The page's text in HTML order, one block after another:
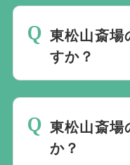
必要がありま
粧直し以外の
東松山斎場
すか？
棺の大きさ、
の区分などに
東松山斎場
か？